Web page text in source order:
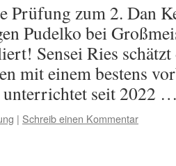
Prüfung zum 2. Dan
Pudelko bei
Sensei Ries
mit einem bestens
unterrichtet seit 2022
| Schreib einen Kommentar